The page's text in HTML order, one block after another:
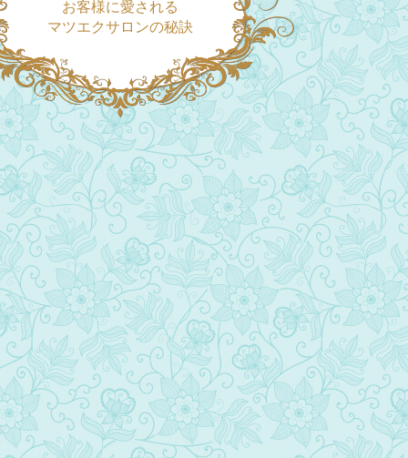
お客様に愛される
マツエクサロンの秘訣